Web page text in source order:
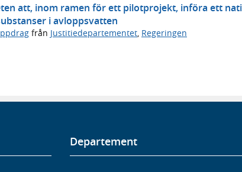
att, inom ramen för ett pilotprojekt, införa ett
i avloppsvatten
från Justitiedepartementet, Regeringen
Departement